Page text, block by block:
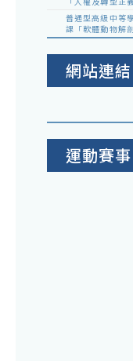
普通型高級中等
課「軟體動物解
網站連結
運動賽